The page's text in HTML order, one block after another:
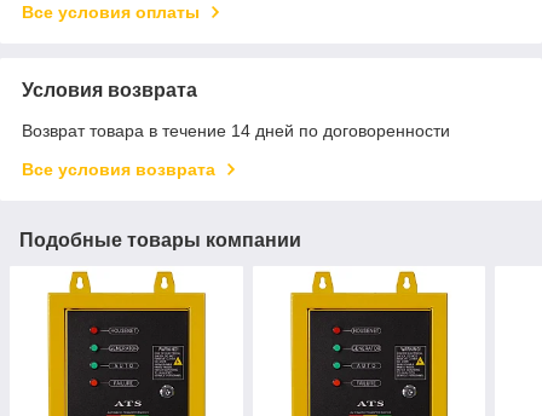
Все условия оплаты
Условия возврата
Возврат товара в течение 14 дней по договоренности
Все условия возврата
Подобные товары компании